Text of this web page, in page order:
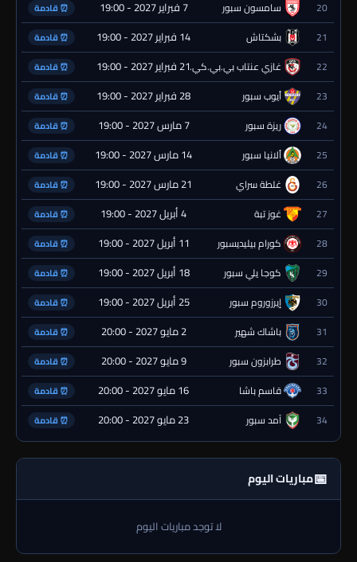
20 سامسون سبور 7 فبراير 2027 - 19:00 ⏰ قادمة
21 بشكتاش 14 فبراير 2027 - 19:00 ⏰ قادمة
22 غازي عنتاب بي.بي.كي.21 فبراير 2027 - 19:00 ⏰ قادمة
23 أيوب سبور 28 فبراير 2027 - 19:00 ⏰ قادمة
24 ريزة سبور 7 مارس 2027 - 19:00 ⏰ قادمة
25 ألانيا سبور 14 مارس 2027 - 19:00 ⏰ قادمة
26 غلطة سراي 21 مارس 2027 - 19:00 ⏰ قادمة
27 غوز تبة 4 أبريل 2027 - 19:00 ⏰ قادمة
28 كورام بيليديسبور 11 أبريل 2027 - 19:00 ⏰ قادمة
29 كوجا يلي سبور 18 أبريل 2027 - 19:00 ⏰ قادمة
30 إيرزوروم سبور 25 أبريل 2027 - 19:00 ⏰ قادمة
31 باشاك شهير 2 مايو 2027 - 20:00 ⏰ قادمة
32 طرابزون سبور 9 مايو 2027 - 20:00 ⏰ قادمة
33 قاسم باشا 16 مايو 2027 - 20:00 ⏰ قادمة
34 آمد سبور 23 مايو 2027 - 20:00 ⏰ قادمة
📅مباريات اليوم
لا توجد مباريات اليوم